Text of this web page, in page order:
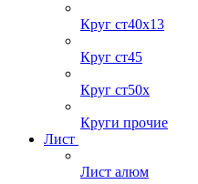
Круг ст40х13
Круг ст45
Круг ст50х
Круги прочие
Лист
Лист алюм